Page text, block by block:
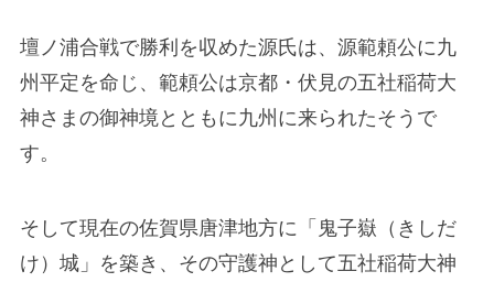
壇ノ浦合戦で勝利を収めた源氏は、源範頼公に九
州平定を命じ、範頼公は京都・伏見の五社稲荷大
神さまの御神境とともに九州に来られたそうで
す。
そして現在の佐賀県唐津地方に「鬼子嶽（きしだ
け）城」を築き、その守護神として五社稲荷大神